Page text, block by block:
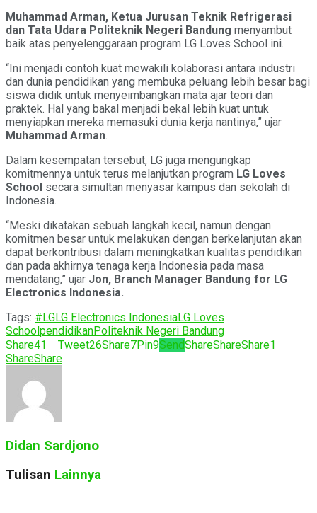
Muhammad Arman, Ketua Jurusan Teknik Refrigerasi
dan Tata Udara Politeknik Negeri Bandung menyambut
baik atas penyelenggaraan program LG Loves School ini.
“Ini menjadi contoh kuat mewakili kolaborasi antara industri
dan dunia pendidikan yang membuka peluang lebih besar bagi
siswa didik untuk menyeimbangkan mata ajar teori dan
praktek. Hal yang bakal menjadi bekal lebih kuat untuk
menyiapkan mereka memasuki dunia kerja nantinya,” ujar
Muhammad Arman.
Dalam kesempatan tersebut, LG juga mengungkap
komitmennya untuk terus melanjutkan program LG Loves
School secara simultan menyasar kampus dan sekolah di
Indonesia.
“Meski dikatakan sebuah langkah kecil, namun dengan
komitmen besar untuk melakukan dengan berkelanjutan akan
dapat berkontribusi dalam meningkatkan kualitas pendidikan
dan pada akhirnya tenaga kerja Indonesia pada masa
mendatang,” ujar Jon, Branch Manager Bandung for LG
Electronics Indonesia.
Tags: #LGLG Electronics IndonesiaLG Loves
School pendidikanPoliteknik Negeri Bandung
Share41 Tweet26Share7Pin9SendShareShareShare1
ShareShare
Didan Sardjono
Tulisan Lainnya